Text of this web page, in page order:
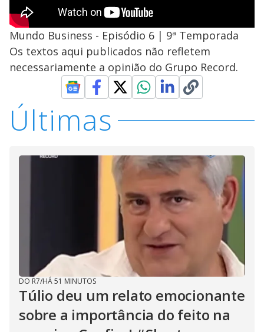
Mundo Business - Episódio 6 | 9ª Temporada
Os textos aqui publicados não refletem
necessariamente a opinião do Grupo Record.
Últimas
DO R7/HÁ 51 MINUTOS
Túlio deu um relato emocionante
sobre a importância do feito na